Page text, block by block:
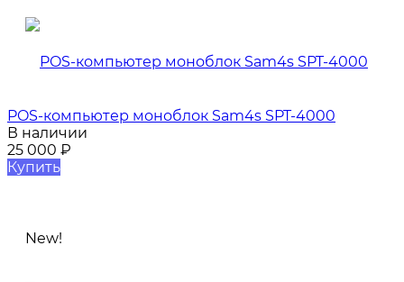
POS-компьютер моноблок Sam4s SPT-4000
В наличии
25 000 ₽
Купить
New!